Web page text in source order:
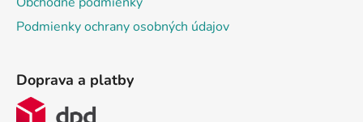
Podmienky ochrany osobných údajov
Doprava a platby